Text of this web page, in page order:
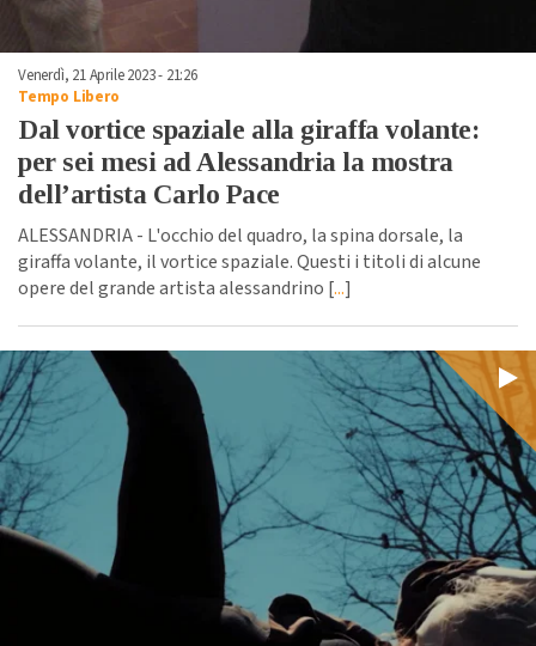
Venerdì, 21 Aprile 2023 - 21:26
Tempo Libero
Dal vortice spaziale alla giraffa volante:
per sei mesi ad Alessandria la mostra
dell’artista Carlo Pace
ALESSANDRIA - L'occhio del quadro, la spina dorsale, la
giraffa volante, il vortice spaziale. Questi i titoli di alcune
opere del grande artista alessandrino [...]